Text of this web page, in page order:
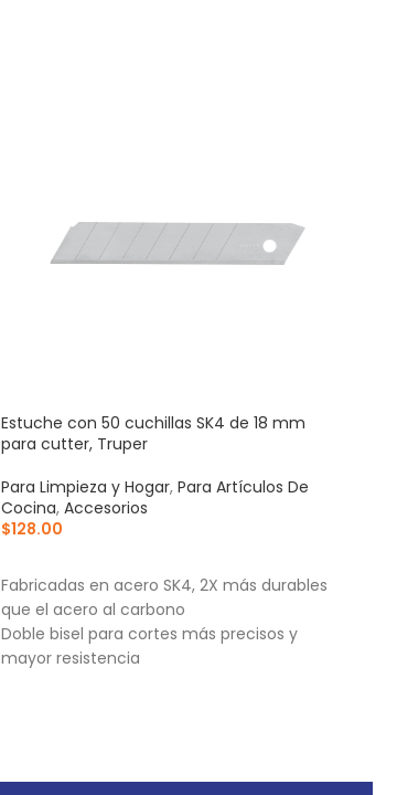
Estuche con 50 cuchillas SK4 de 18 mm
para cutter, Truper
Para Limpieza y Hogar, Para Artículos De
Cocina, Accesorios
$128.00
Fabricadas en acero SK4, 2X más durables
que el acero al carbono
Doble bisel para cortes más precisos y
mayor resistencia